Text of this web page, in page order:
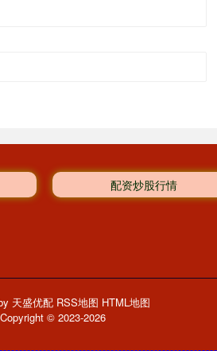
配资炒股行情
天盛优配 RSS地图 HTML地图
Copyright © 2023-2026